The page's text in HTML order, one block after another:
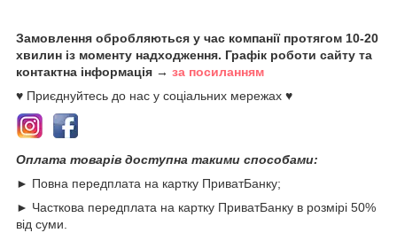
Замовлення обробляються у час компанії протягом 10-20
хвилин із моменту надходження. Графік роботи сайту та
контактна інформація → за посиланням
♥ Приєднуйтесь до нас у соціальних мережах ♥
Оплата товарів доступна такими способами:
► Повна передплата на картку ПриватБанку;
► Часткова передплата на картку ПриватБанку в розмірі 50%
від суми.